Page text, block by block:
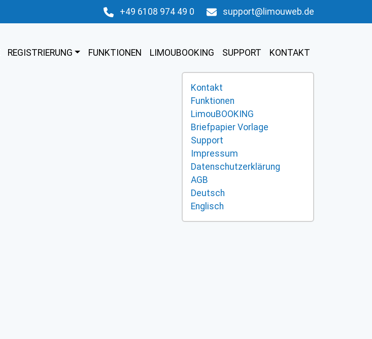
+49 6108 974 49 0 support@limouweb.de
REGISTRIERUNG FUNKTIONEN LIMOUBOOKING SUPPORT KONTAKT
Kontakt
Funktionen
LimouBOOKING
Briefpapier Vorlage
Support
Impressum
Datenschutzerklärung
AGB
Deutsch
Englisch